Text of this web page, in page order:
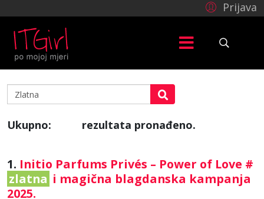
Prijava
Ukupno: rezultata pronađeno.
1. Initio Parfums Privés – Power of Love #
zlatna i magična blagdanska kampanja
2025.